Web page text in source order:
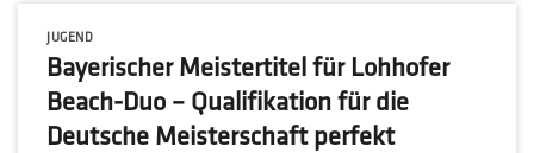
JUGEND
Bayerischer Meistertitel für Lohhofer
Beach-Duo – Qualifikation für die
Deutsche Meisterschaft perfekt